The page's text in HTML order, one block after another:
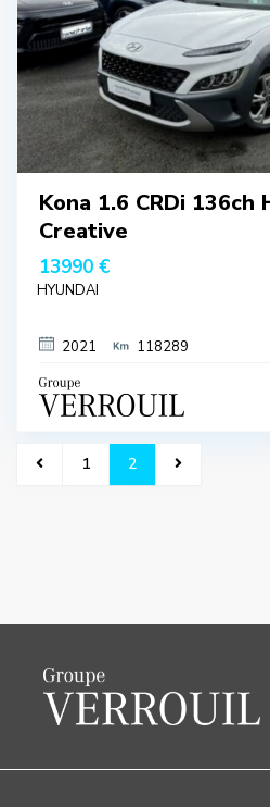
Kona 1.6 CRDi 136ch
Creative
13990 €
HYUNDAI
2021 118289
1 2